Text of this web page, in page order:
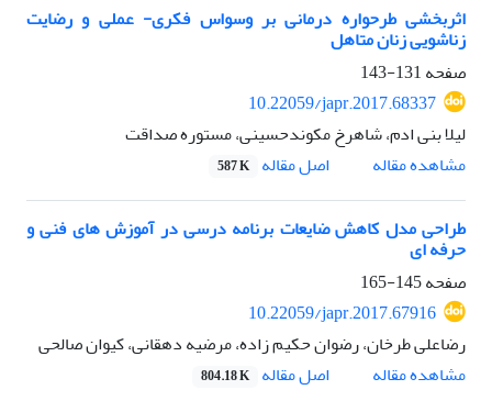
اثربخشی طرحواره درمانی بر وسواس فکری- عملی و رضایت
زناشویی زنان متاهل
صفحه131-143
10.22059/japr.2017.68337
لیلا بنی ادم، شاهرخ مکوندحسینی، مستوره صداقت
مشاهده مقاله
اصل مقاله 587 K
طراحی مدل کاهش ضایعات برنامه درسی در آموزش های فنی و
حرفه ای
صفحه145-165
10.22059/japr.2017.67916
رضاعلی طرخان، رضوان حکیم زاده، مرضیه دهقانی، کیوان صالحی
مشاهده مقاله
اصل مقاله 804.18 K